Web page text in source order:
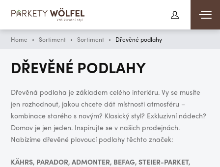
Home Sortiment Sortiment Dřevěné podlahy
DŘEVĚNÉ PODLAHY
Dřevěná podlaha je základem celého interiéru. Vy se musíte
jen rozhodnout, jakou chcete dát místnosti atmosféru –
kombinace starého s novým? Klasický styl? Exkluzivní nádech?
Domov je jen jeden. Inspirujte se v našich prodejnách.
Nabízíme dřevěné plovoucí podlahy těchto značek:
KÄHRS, PARADOR, ADMONTER, BEFAG, STEIER-PARKET,